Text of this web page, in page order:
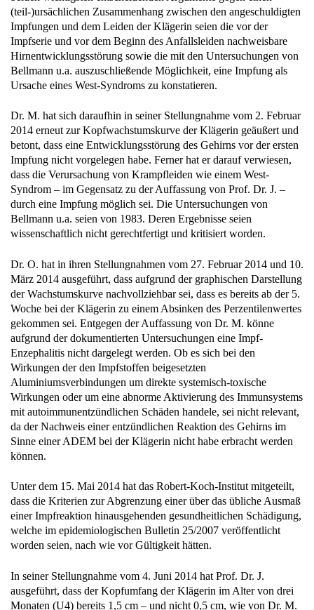
Impfungen und dem Leiden der Klägerin seien die vor der
Impfserie und vor dem Beginn des Anfallsleiden nachweisbare
Hirnentwicklungsstörung sowie die mit den Untersuchungen von
Bellmann u.a. auszuschließende Möglichkeit, eine Impfung als
Ursache eines West-Syndroms zu konstatieren.
2014 erneut zur Kopfwachstumskurve der Klägerin geäußert und
betont, dass eine Entwicklungsstörung des Gehirns vor der ersten
Impfung nicht vorgelegen habe. Ferner hat er darauf verwiesen,
dass die Verursachung von Krampfleiden wie einem West-
Syndrom – im Gegensatz zu der Auffassung von Prof. Dr. J. –
durch eine Impfung möglich sei. Die Untersuchungen von
Bellmann u.a. seien von 1983. Deren Ergebnisse seien
wissenschaftlich nicht gerechtfertigt und kritisiert worden.
März 2014 ausgeführt, dass aufgrund der graphischen Darstellung
der Wachstumskurve nachvollziehbar sei, dass es bereits ab der 5.
Woche bei der Klägerin zu einem Absinken des Perzentilenwertes
gekommen sei. Entgegen der Auffassung von Dr. M. könne
aufgrund der dokumentierten Untersuchungen eine Impf-
Enzephalitis nicht dargelegt werden. Ob es sich bei den
Wirkungen der den Impfstoffen beigesetzten
Aluminiumsverbindungen um direkte systemisch-toxische
Wirkungen oder um eine abnorme Aktivierung des Immunsystems
mit autoimmunentzündlichen Schäden handele, sei nicht relevant,
da der Nachweis einer entzündlichen Reaktion des Gehirns im
Sinne einer ADEM bei der Klägerin nicht habe erbracht werden
können.
dass die Kriterien zur Abgrenzung einer über das übliche Ausmaß
einer Impfreaktion hinausgehenden gesundheitlichen Schädigung,
welche im epidemiologischen Bulletin 25/2007 veröffentlicht
worden seien, nach wie vor Gültigkeit hätten.
ausgeführt, dass der Kopfumfang der Klägerin im Alter von drei
Monaten (U4) bereits 1,5 cm – und nicht 0,5 cm, wie von Dr. M.
angenommen – geringer als der Normwert gewesen sei. Denn die